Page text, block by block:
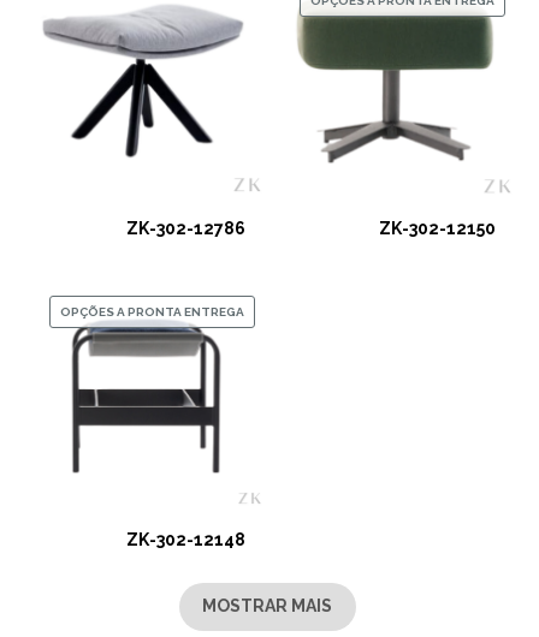
ZK-302-12786 ZK-302-12150
OPÇÕES A PRONTA ENTREGA
ZK-302-12148
MOSTRAR MAIS